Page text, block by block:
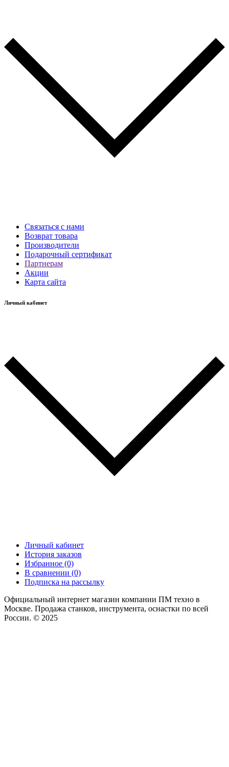
Связаться с нами
Возврат товара
Производители
Подарочный сертификат
Партнерам
Акции
Карта сайта
Личный кабинет
Личный кабинет
История заказов
Избранное (0)
В сравнении (0)
Подписка на рассылку
Официальный интернет магазин компании ПМ техно в
Москве. Продажа станков, инструмента, оснастки по всей
России. © 2025